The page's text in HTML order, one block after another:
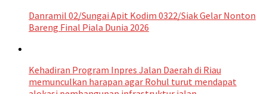
Danramil 02/Sungai Apit Kodim 0322/Siak Gelar Nonton
Bareng Final Piala Dunia 2026
Kehadiran Program Inpres Jalan Daerah di Riau
memunculkan harapan agar Rohul turut mendapat